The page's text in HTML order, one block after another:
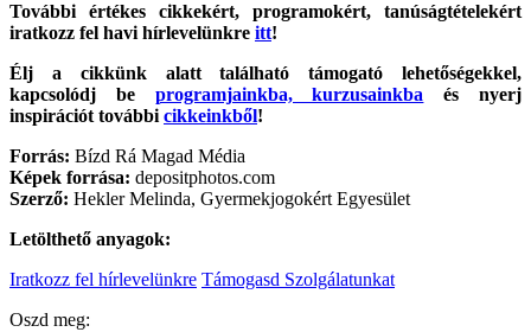
További értékes cikkekért, programokért, tanúságtételekért
iratkozz fel havi hírlevelünkre itt!
Élj a cikkünk alatt található támogató lehetőségekkel,
kapcsolódj be programjainkba, kurzusainkba és nyerj
inspirációt további cikkeinkből!
Forrás: Bízd Rá Magad Média
Képek forrása: depositphotos.com
Szerző: Hekler Melinda, Gyermekjogokért Egyesület
Letölthető anyagok:
Iratkozz fel hírlevelünkre Támogasd Szolgálatunkat
Oszd meg: